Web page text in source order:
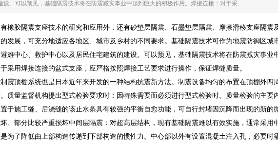
设。可以预见，基础隔震技术将在防震减灾事业中起到巨大的积极作用。焊接连接：对于采...
橡胶隔震支座技术的研究和应用外，还有砂垫层隔震、石墨垫层隔震、摩擦滑移支座隔
发展，可充分地适应各地区、城市及乡村的不同要求。基础隔震技术可作为地震防御区城
难中心、救护中心以及居民住宅建筑的建设。可以预见，基础隔震技术将在防震减灾事业
采用焊接连接的盆式支座，应严格按照焊接工艺要求进行操作，保证焊缝质量。
震顶棚系统也是日本近年来开发的一种结构抗震新方法。制震设备均匀的布置在顶棚外四
质量监督机构提出型式检验要求时；因特殊需要而必须进行型式检验时。质量检验的主要
于施工缝、后浇缝的该止水条具有较强的平衡自愈功能，可自行封堵因沉降而出现的新的
、部分比较严重损坏中间层隔震：对超高层结构，现有基础隔震难以有效实施，通常采
为了降低由上部构造传递到下部构造的惯性力。中心部以外有设置混凝土注入孔，必要